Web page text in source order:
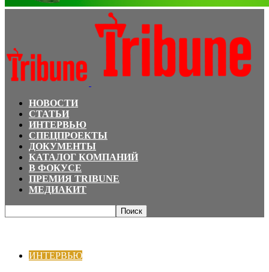
НОВОСТИ
СТАТЬИ
ИНТЕРВЬЮ
СПЕЦПРОЕКТЫ
ДОКУМЕНТЫ
КАТАЛОГ КОМПАНИЙ
В ФОКУСЕ
ПРЕМИЯ TRIBUNE
МЕДИАКИТ
ИНТЕРВЬЮ